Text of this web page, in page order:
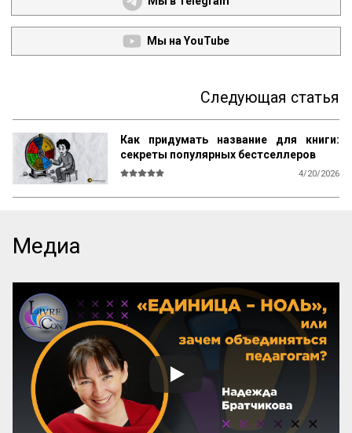
Мы на YouTube
Следующая статья
Как придумать название для книги:
секреты популярных бестселлеров
4/20/2026
название! А ведь именно название, а
вовсе не содержание, приносит книге
успех! Кто думает иначе — пусть
проведет простой эксперимент: спросит
у кого угодно, какая книга более
знаменита: про черта в городе или про
джинна в деревне? Никто вам ничего
вразумительного не скажет. Но если
поставить вопрос иначе: какая книга
более знаменита: «‎Мастер и Маргарита»
или «...
Медиа